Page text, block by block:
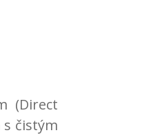
(Direct
s čistým